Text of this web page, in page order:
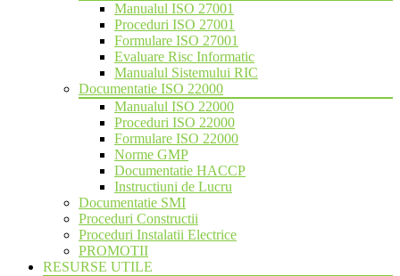
Manualul ISO 27001
Proceduri ISO 27001
Formulare ISO 27001
Evaluare Risc Informatic
Manualul Sistemului RIC
Documentatie ISO 22000
Manualul ISO 22000
Proceduri ISO 22000
Formulare ISO 22000
Norme GMP
Documentatie HACCP
Instructiuni de Lucru
Documentatie SMI
Proceduri Constructii
Proceduri Instalatii Electrice
PROMOTII
RESURSE UTILE